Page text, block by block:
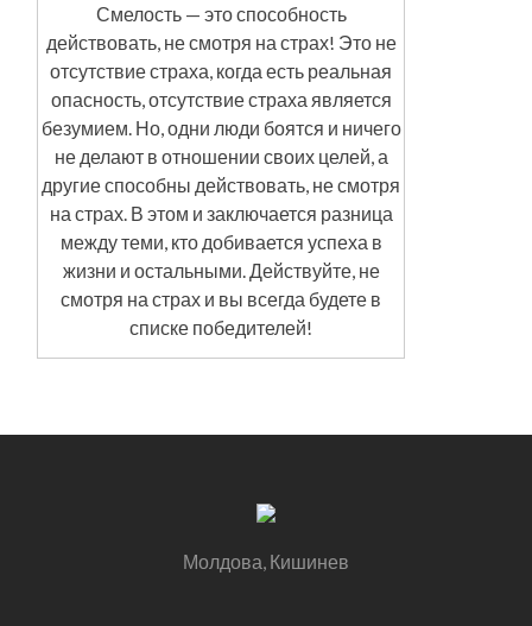
Смелость — это способность
действовать, не смотря на страх! Это не
отсутствие страха, когда есть реальная
опасность, отсутствие страха является
безумием. Но, одни люди боятся и ничего
не делают в отношении своих целей, а
другие способны действовать, не смотря
на страх. В этом и заключается разница
между теми, кто добивается успеха в
жизни и остальными. Действуйте, не
смотря на страх и вы всегда будете в
списке победителей!
Молдова, Кишинев